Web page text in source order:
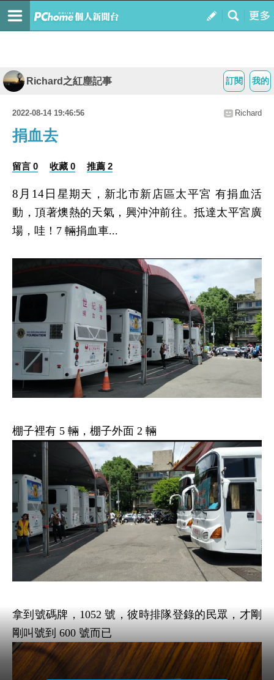
我的
訂閱
Richard之紅塵記事
2022-08-14 19:46:56 Richard
捐血去
留言 0 收藏 0 推薦 2
8 月 14日 星期天，新北市新店區太平宮 有捐血活
動，頂著燠熱的天氣，興沖沖前往。抵達太平宮廣
場，哇！ 7 輛捐血車...
棚子裡有 5 輛，棚子外面 2 輛
拿到號碼牌， 1052號，彼時排隊登錄的民眾，才剛
剛叫號到 600 號而已